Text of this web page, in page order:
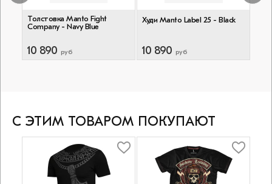
Толстовка Manto Fight
Company - Navy Blue
10 890 руб
Худи Manto Label 25 - Black
10 890 руб
С ЭТИМ ТОВАРОМ ПОКУПАЮТ